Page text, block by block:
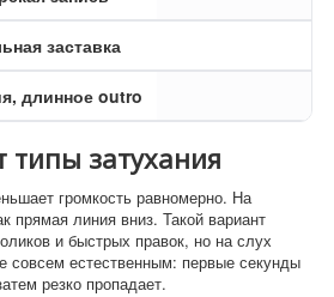
заставка
длинное outro
затухания
громкость равномерно. На
прямая линия вниз. Такой вариант
и быстрых правок, но на слух
совсем естественным: первые секунды
резко пропадает.